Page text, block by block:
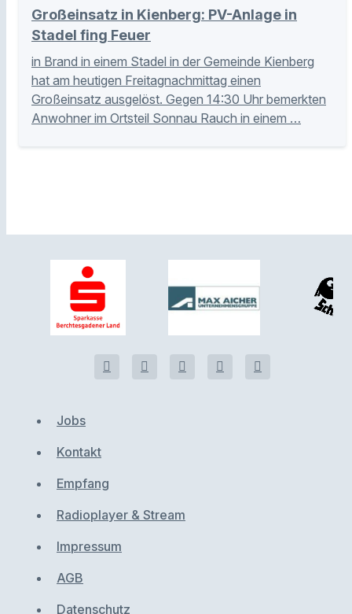
Großeinsatz in Kienberg: PV-Anlage in
Stadel fing Feuer
in Brand in einem Stadel in der Gemeinde Kienberg
hat am heutigen Freitagnachmittag einen
Großeinsatz ausgelöst. Gegen 14:30 Uhr bemerkten
Anwohner im Ortsteil Sonnau Rauch in einem …
Jobs
Kontakt
Empfang
Radioplayer & Stream
Impressum
AGB
Datenschutz